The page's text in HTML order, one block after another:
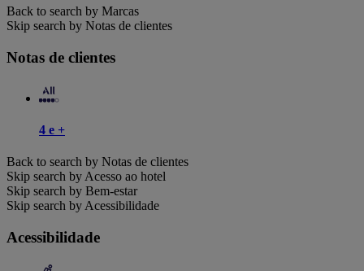
Back to search by Marcas
Skip search by Notas de clientes
Notas de clientes
4 e +
Back to search by Notas de clientes
Skip search by Acesso ao hotel
Skip search by Bem-estar
Skip search by Acessibilidade
Acessibilidade